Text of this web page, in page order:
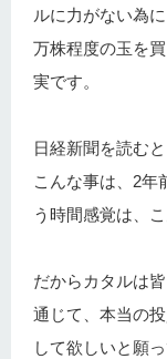
ルに力がない為
万株程度の玉を
実です。
日経新聞を読む
こんな事は、2年
う時間感覚は、
だからカタルは
通じて、本当の
して欲しいと願